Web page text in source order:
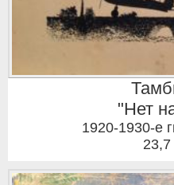
"Нет
1920-1930-е